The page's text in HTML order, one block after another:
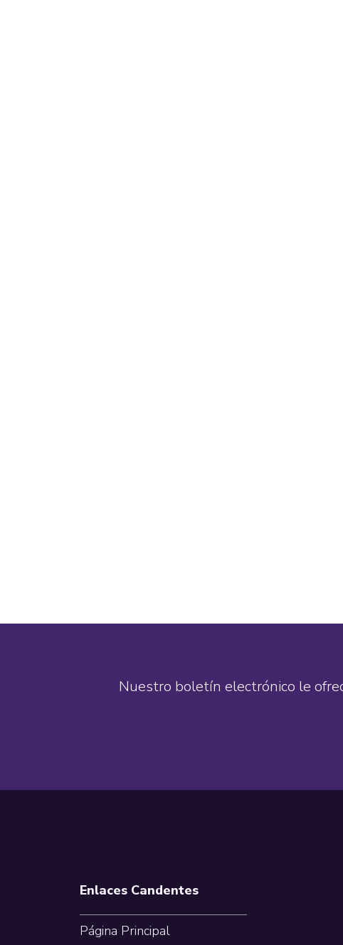
Nuestro boletín electrónico le
Enlaces Candentes
Página Principal